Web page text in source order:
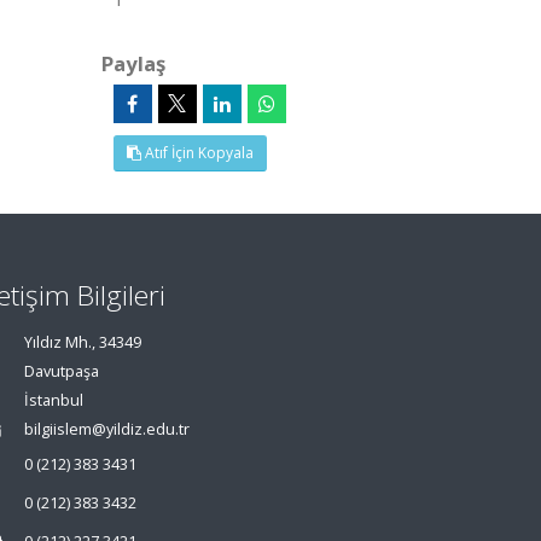
Paylaş
Atıf İçin Kopyala
Bilgileri
Yıldız Mh., 34349
Davutpaşa
İstanbul
bilgiislem@yildiz.edu.tr
0 (212) 383 3431
0 (212) 383 3432